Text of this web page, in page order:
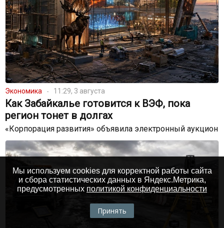
Экономика 11:29, 3 августа
Как Забайкалье готовится к ВЭФ, пока
регион тонет в долгах
«Корпорация развития» объявила электронный аукцион
Мы используем cookies для корректной работы сайта
и сбора статистических данных в Яндекс.Метрика,
предусмотренных политикой конфиденциальности
Принять